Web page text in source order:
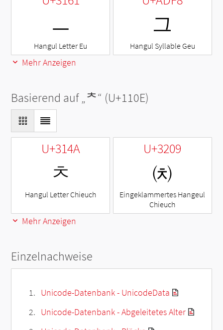
ㅡ
Hangul Letter Eu
그
Hangul Syllable Geu
Mehr Anzeigen
Basierend auf „ᄎ“ (U+110E)
U+314A
ㅊ
Hangul Letter Chieuch
U+3209
㈉
Eingeklammertes Hangeul
Chieuch
Mehr Anzeigen
Einzelnachweise
Unicode-Datenbank - UnicodeData
Unicode-Datenbank - Abgeleitetes Alter